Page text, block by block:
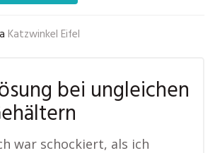
Katzwinkel Eifel
bei ungleichen
war schockiert, als ich